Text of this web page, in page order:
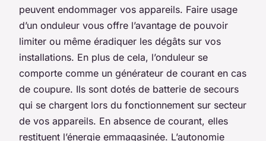
peuvent endommager vos appareils. Faire usage
d’un onduleur vous offre l’avantage de pouvoir
limiter ou même éradiquer les dégâts sur vos
installations. En plus de cela, l’onduleur se
comporte comme un générateur de courant en cas
de coupure. Ils sont dotés de batterie de secours
qui se chargent lors du fonctionnement sur secteur
de vos appareils. En absence de courant, elles
restituent l’énergie emmagasinée. L’autonomie